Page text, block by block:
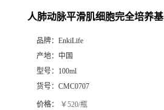
人肺动脉平滑肌细胞完全培养基
品牌： EnkiLife
产地： 中国
型号： 100ml
货号： CMC0707
价格： ￥520/瓶